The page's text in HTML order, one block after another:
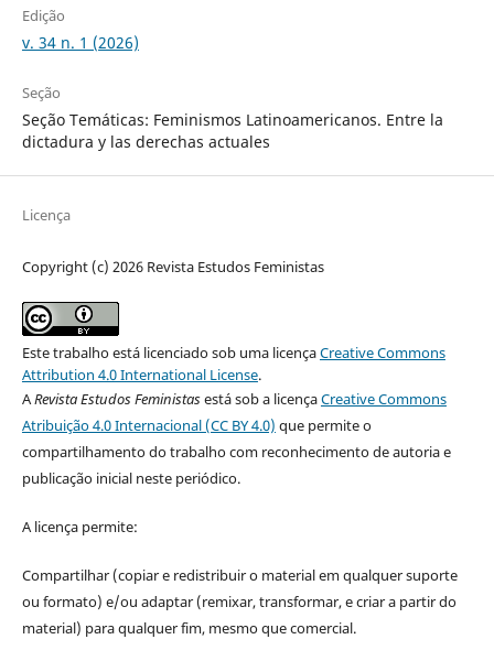
Edição
v. 34 n. 1 (2026)
Seção
Seção Temáticas: Feminismos Latinoamericanos. Entre la
dictadura y las derechas actuales
Licença
Copyright (c) 2026 Revista Estudos Feministas
Este trabalho está licenciado sob uma licençaCreative Commons
Attribution 4.0 International License.
ARevista Estudos Feministasestá sob a licençaCreative Commons
Atribuição 4.0 Internacional (CC BY 4.0) que permite o
compartilhamento do trabalho com reconhecimento de autoria e
publicação inicial neste periódico.
A licença permite:
Compartilhar (copiar e redistribuir o material em qualquer suporte
ou formato) e/ou adaptar (remixar, transformar, e criar a partir do
material) para qualquer fim, mesmo que comercial.